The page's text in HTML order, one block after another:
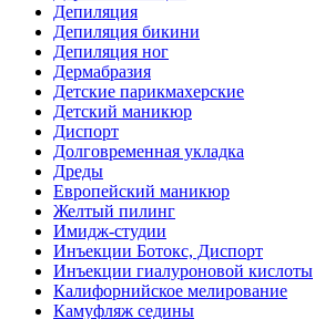
Депиляция
Депиляция бикини
Депиляция ног
Дермабразия
Детские парикмахерские
Детский маникюр
Диспорт
Долговременная укладка
Дреды
Европейский маникюр
Желтый пилинг
Имидж-студии
Инъекции Ботокс, Диспорт
Инъекции гиалуроновой кислоты
Калифорнийское мелирование
Камуфляж седины